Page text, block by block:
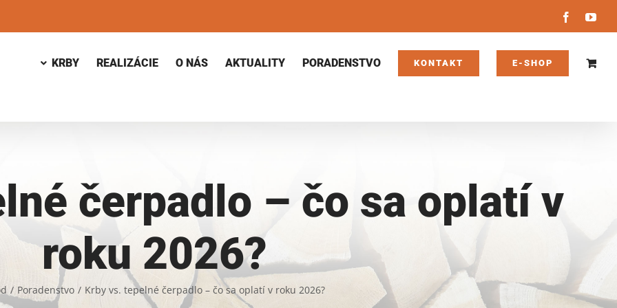
Facebook
KRBY REALIZÁCIE O NÁS AKTUALITY PORADENSTVO KONTAKT E-SHOP
čerpadlo – čo sa oplatí v
roku 2026?
/ Poradenstvo / Krby vs. tepelné čerpadlo – čo sa oplatí v roku 2026?